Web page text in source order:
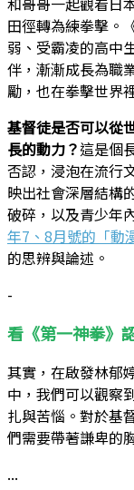
田徑轉為練拳擊。
弱、受霸凌的高中
伴，漸漸成長為職
勵，也在拳擊世界
基督徒是否可以從
長的動力？這是個
否認，浸泡在流行
映出社會深層結構
破碎，以及青少年
年7、8月號的「動
的思辨與論述。
-
看《第一神拳》
其實，在啟發林郁
中，我們可以觀察
扎與苦惱。對於基
們需要帶著謙卑的
...